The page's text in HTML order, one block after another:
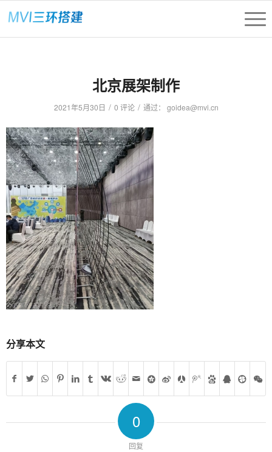
北京展架制作
2021年5月30日 / 0 评论 / 通过： goidea@mvi.cn
分享本文
0
回复